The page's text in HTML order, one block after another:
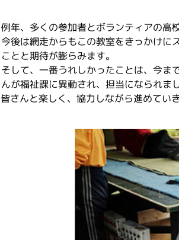
例年、多くの参加者とボランティアの高
今後は網走からもこの教室をきっかけに
ことと期待が膨らみます。
そして、一番うれしかったことは、今ま
んが福祉課に異動され、担当になられま
皆さんと楽しく、協力しながら進めてい